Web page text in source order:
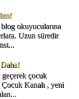
okuyucularına
Uzun süredir
geçerek çocuk
Çocuk Kanalı , yeni